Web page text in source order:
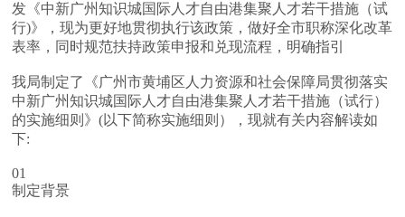
发《中新广州知识城国际人才自由港集聚人才若干措施（试
行)》，现为更好地贯彻执行该政策，做好全市职称深化改革
表率，同时规范扶持政策申报和兑现流程，明确指引
我局制定了《广州市黄埔区人力资源和社会保障局贯彻落实
中新广州知识城国际人才自由港集聚人才若干措施（试行）
的实施细则》(以下简称实施细则），现就有关内容解读如
下:
01
制定背景